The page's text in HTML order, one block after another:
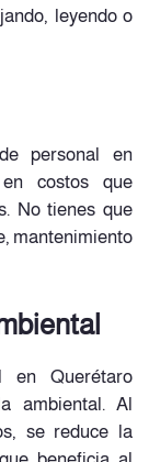
leyendo o
personal en
costos que
No tienes que
mantenimiento
en Querétaro
ambiental. Al
se reduce la